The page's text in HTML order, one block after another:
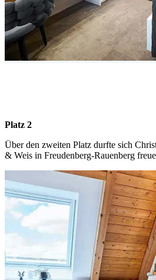
Platz 2
Über den zweiten Platz durfte sich
& Weis in Freudenberg-Rauenberg